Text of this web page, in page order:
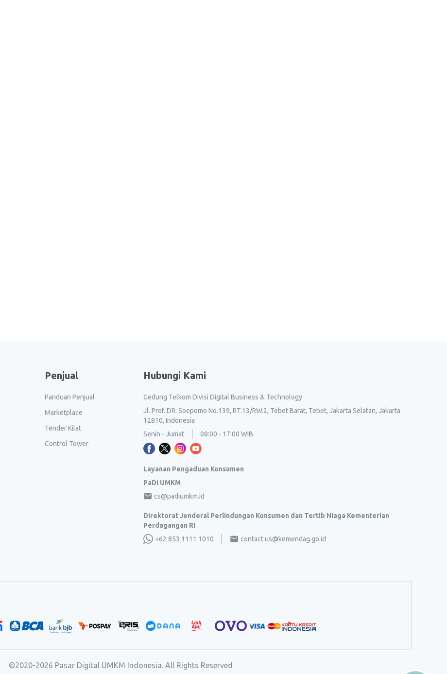
Penjual
Panduan Penjual
Marketplace
Tender Kilat
Control Tower
Hubungi Kami
Gedung Telkom Divisi Digital Business & Technology
Jl. Prof. DR. Soepomo No.139, RT.13/RW.2, Tebet Barat, Tebet, Jakarta Selatan, Jakarta
12810, Indonesia
Senin - Jumat
08:00 - 17:00 WIB
Layanan Pengaduan Konsumen
PaDi UMKM
cs@padiumkm.id
Direktorat Jenderal Perlindungan Konsumen dan Tertib Niaga Kementerian
Perdagangan RI
+62 853 1111 1010
contact.us@kemendag.go.id
©2020-2026 Pasar Digital UMKM Indonesia. All Rights Reserved